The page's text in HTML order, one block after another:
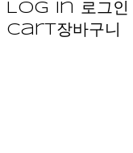
Log In 로그인
Cart장바구니